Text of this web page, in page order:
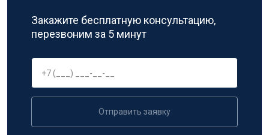
Закажите бесплатную консультацию,
перезвоним за 5 минут
Отправить заявку